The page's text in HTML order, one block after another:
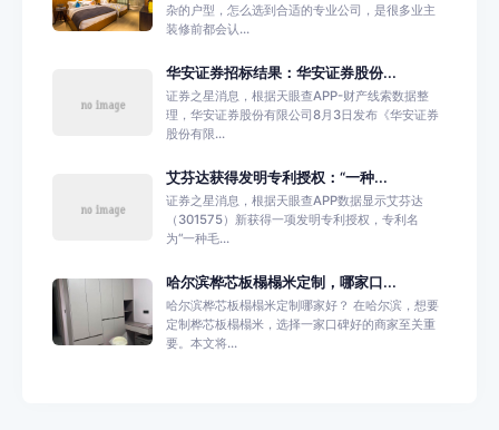
杂的户型，怎么选到合适的专业公司，是很多业主
装修前都会认...
华安证券招标结果：华安证券股份...
证券之星消息，根据天眼查APP-财产线索数据整
理，华安证券股份有限公司8月3日发布《华安证券
股份有限...
艾芬达获得发明专利授权：“一种...
证券之星消息，根据天眼查APP数据显示艾芬达
（301575）新获得一项发明专利授权，专利名
为“一种毛...
哈尔滨桦芯板榻榻米定制，哪家口...
哈尔滨桦芯板榻榻米定制哪家好？ 在哈尔滨，想要
定制桦芯板榻榻米，选择一家口碑好的商家至关重
要。本文将...